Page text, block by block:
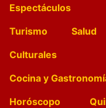
Espectáculos
Turismo
Salud
Culturales
Cocina y
Horóscopo